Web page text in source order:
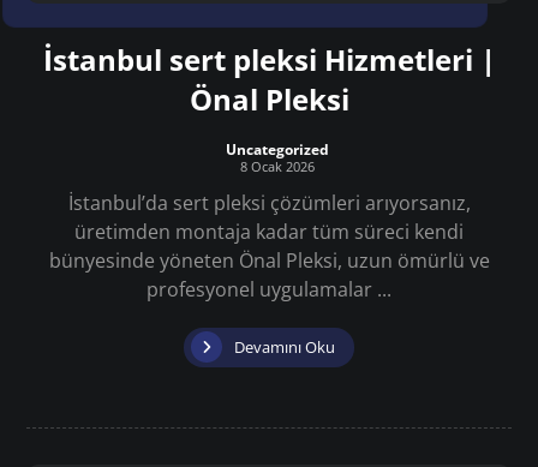
İstanbul sert pleksi Hizmetleri |
Önal Pleksi
Uncategorized
8 Ocak 2026
İstanbul’da sert pleksi çözümleri arıyorsanız,
üretimden montaja kadar tüm süreci kendi
bünyesinde yöneten Önal Pleksi, uzun ömürlü ve
profesyonel uygulamalar ...
Devamını Oku